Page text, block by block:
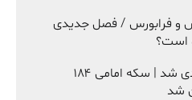
و فرابورس / فصل جدیدی
است؟
بازار طلا دوباره صعودی شد | سکه امامی ۱۸۴